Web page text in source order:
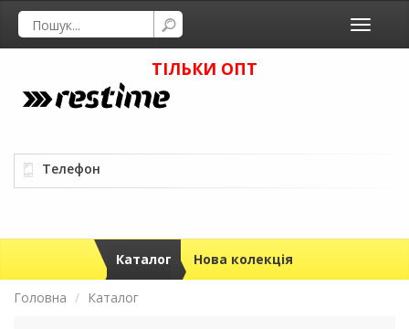
Toggle
ТІЛЬКИ ОПТ
Телефон
Каталог Нова колекція
Головна Каталог